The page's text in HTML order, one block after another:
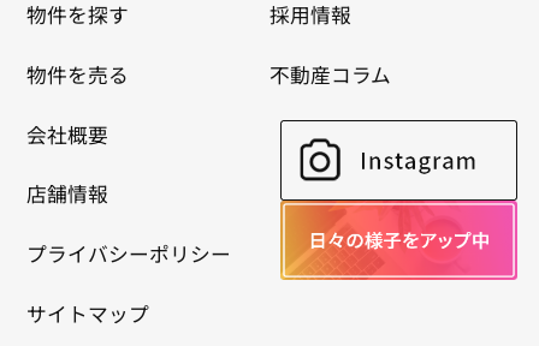
物件を探す
物件を売る
会社概要
店舗情報
プライバシーポリシー
サイトマップ
採用情報
不動産コラム